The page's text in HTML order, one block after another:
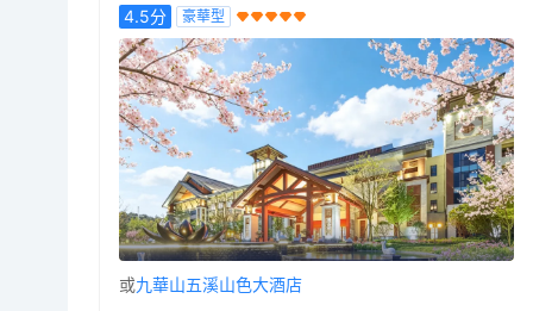
4.5分 豪華型
或九華山五溪山色大酒店